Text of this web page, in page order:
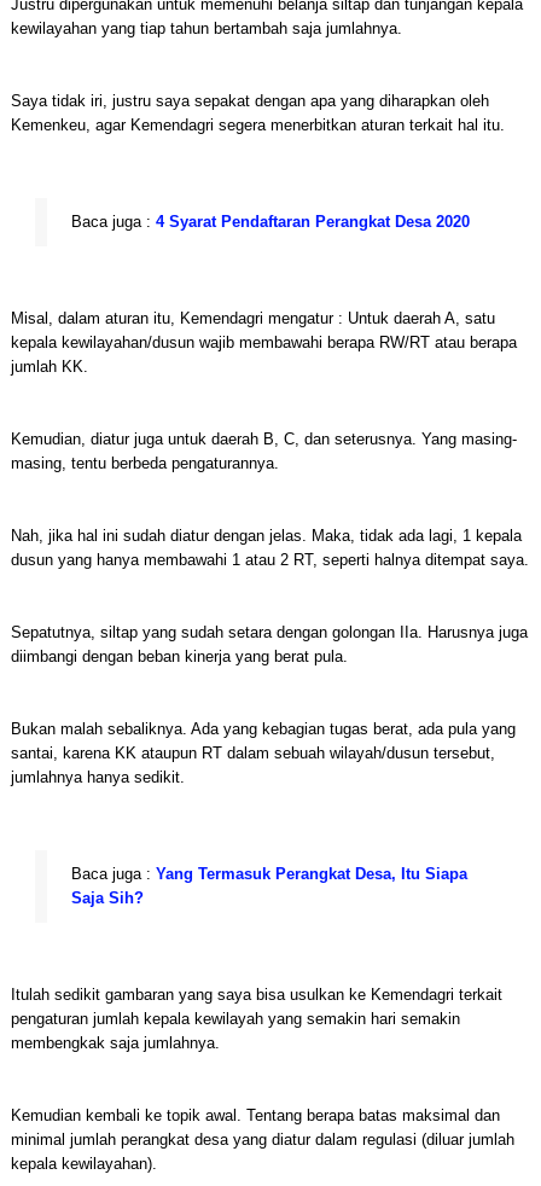
Justru dipergunakan untuk memenuhi belanja siltap dan tunjangan kepala
kewilayahan yang tiap tahun bertambah saja jumlahnya.
Saya tidak iri, justru saya sepakat dengan apa yang diharapkan oleh
Kemenkeu, agar Kemendagri segera menerbitkan aturan terkait hal itu.
Baca juga : 4 Syarat Pendaftaran Perangkat Desa 2020
Misal, dalam aturan itu, Kemendagri mengatur : Untuk daerah A, satu
kepala kewilayahan/dusun wajib membawahi berapa RW/RT atau berapa
jumlah KK.
Kemudian, diatur juga untuk daerah B, C, dan seterusnya. Yang masing-
masing, tentu berbeda pengaturannya.
Nah, jika hal ini sudah diatur dengan jelas. Maka, tidak ada lagi, 1 kepala
dusun yang hanya membawahi 1 atau 2 RT, seperti halnya ditempat saya.
Sepatutnya, siltap yang sudah setara dengan golongan IIa. Harusnya juga
diimbangi dengan beban kinerja yang berat pula.
Bukan malah sebaliknya. Ada yang kebagian tugas berat, ada pula yang
santai, karena KK ataupun RT dalam sebuah wilayah/dusun tersebut,
jumlahnya hanya sedikit.
Baca juga : Yang Termasuk Perangkat Desa, Itu Siapa
Saja Sih?
Itulah sedikit gambaran yang saya bisa usulkan ke Kemendagri terkait
pengaturan jumlah kepala kewilayah yang semakin hari semakin
membengkak saja jumlahnya.
Kemudian kembali ke topik awal. Tentang berapa batas maksimal dan
minimal jumlah perangkat desa yang diatur dalam regulasi (diluar jumlah
kepala kewilayahan).